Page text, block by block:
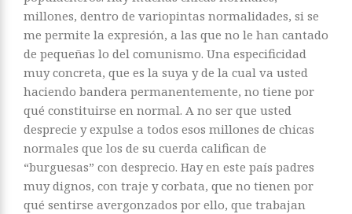
millones, dentro de variopintas normalidades, si se
me permite la expresión, a las que no le han cantado
de pequeñas lo del comunismo. Una especificidad
muy concreta, que es la suya y de la cual va usted
haciendo bandera permanentemente, no tiene por
qué constituirse en normal. A no ser que usted
desprecie y expulse a todos esos millones de chicas
normales que los de su cuerda califican de
“burguesas” con desprecio. Hay en este país padres
muy dignos, con traje y corbata, que no tienen por
qué sentirse avergonzados por ello, que trabajan